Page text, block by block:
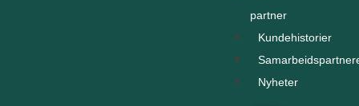
partner
Kundehistorier
Nyheter